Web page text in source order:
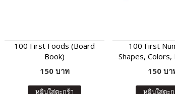
100 First Foods (Board
Book)
150 บาท
หยิบใส่ตะกร้า
100 First
Shapes, Colors,
Months150 บา
หยิบใส่ตะก